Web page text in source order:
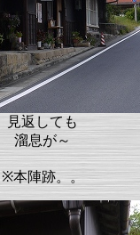
見返しても
溜息が～
※本陣跡。。